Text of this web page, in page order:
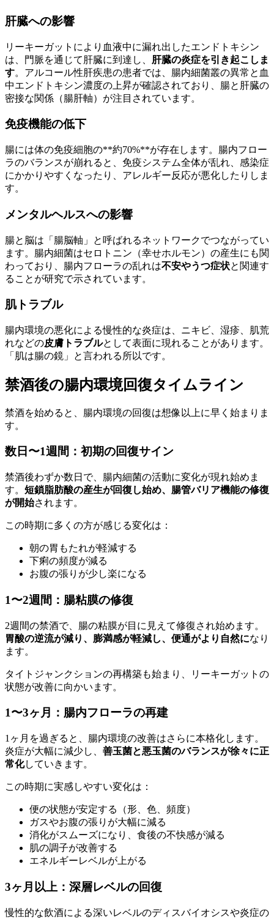
肝臓への影響
リーキーガットにより血液中に漏れ出したエンドトキシン
は、門脈を通じて肝臓に到達し、 肝臓の炎症を引き起こしま
す。アルコール性肝疾患の患者では、腸内細菌叢の異常と血
中エンドトキシン濃度の上昇が確認されており、腸と肝臓の
密接な関係（腸肝軸）が注目されています。
免疫機能の低下
腸には体の免疫細胞の**約70%**が存在します。腸内フロー
ラのバランスが崩れると、免疫システム全体が乱れ、感染症
にかかりやすくなったり、アレルギー反応が悪化したりしま
す。
メンタルヘルスへの影響
腸と脳は「腸脳軸」と呼ばれるネットワークでつながってい
ます。腸内細菌はセロトニン（幸せホルモン）の産生にも関
わっており、腸内フローラの乱れは不安やうつ症状と関連す
ることが研究で示されています。
肌トラブル
腸内環境の悪化による慢性的な炎症は、ニキビ、湿疹、肌荒
れなどの皮膚トラブルとして表面に現れることがあります。
「肌は腸の鏡」と言われる所以です。
禁酒後の腸内環境回復タイムライン
禁酒を始めると、腸内環境の回復は想像以上に早く始まりま
す。
数日〜1週間：初期の回復サイン
禁酒後わずか数日で、腸内細菌の活動に変化が現れ始めま
す。 短鎖脂肪酸の産生が回復し始め、腸管バリア機能の修復
が開始されます。
この時期に多くの方が感じる変化は：
朝の胃もたれが軽減する
下痢の頻度が減る
お腹の張りが少し楽になる
1〜2週間：腸粘膜の修復
2週間の禁酒で、腸の粘膜が目に見えて修復され始めます。
胃酸の逆流が減り、膨満感が軽減し、便通がより自然になり
ます。
タイトジャンクションの再構築も始まり、リーキーガットの
状態が改善に向かいます。
1〜3ヶ月：腸内フローラの再建
1ヶ月を過ぎると、腸内環境の改善はさらに本格化します。
炎症が大幅に減少し、 善玉菌と悪玉菌のバランスが徐々に正
常化していきます。
この時期に実感しやすい変化は：
便の状態が安定する（形、色、頻度）
ガスやお腹の張りが大幅に減る
消化がスムーズになり、食後の不快感が減る
肌の調子が改善する
エネルギーレベルが上がる
3ヶ月以上：深層レベルの回復
慢性的な飲酒による深いレベルのディスバイオシスや炎症の